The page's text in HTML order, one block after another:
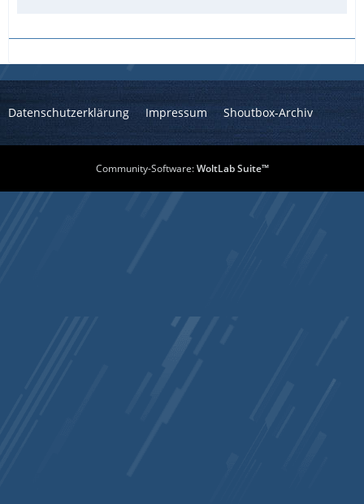
Datenschutzerklärung Impressum Shoutbox-Archiv
Community-Software:WoltLab Suite™